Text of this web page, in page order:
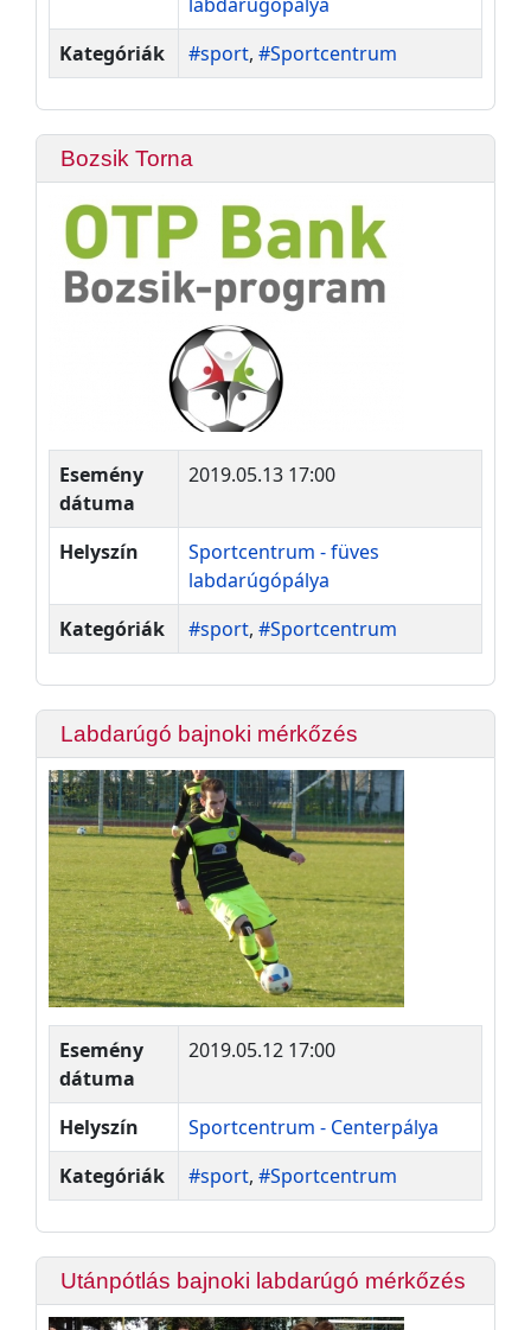
Kategóriák
#sport, #Sportcentrum
Bozsik Torna
Esemény
dátuma
2019.05.13 17:00
Helyszín
Sportcentrum - füves
labdarúgópálya
Kategóriák
#sport, #Sportcentrum
Labdarúgó bajnoki mérkőzés
Esemény
dátuma
2019.05.12 17:00
Helyszín
Sportcentrum - Centerpálya
Kategóriák
#sport, #Sportcentrum
Utánpótlás bajnoki labdarúgó mérkőzés